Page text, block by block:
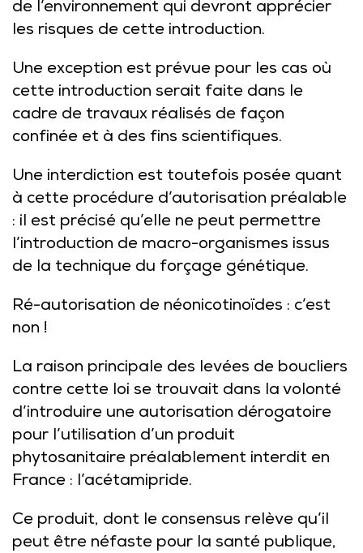
de l’environnement qui devront apprécier
les risques de cette introduction.
Une exception est prévue pour les cas où
cette introduction serait faite dans le
cadre de travaux réalisés de façon
confinée et à des fins scientifiques.
Une interdiction est toutefois posée quant
à cette procédure d’autorisation préalable
: il est précisé qu’elle ne peut permettre
l’introduction de macro-organismes issus
de la technique du forçage génétique.
Ré-autorisation de néonicotinoïdes : c’est
non !
La raison principale des levées de boucliers
contre cette loi se trouvait dans la volonté
d’introduire une autorisation dérogatoire
pour l’utilisation d’un produit
phytosanitaire préalablement interdit en
France : l’acétamipride.
Ce produit, dont le consensus relève qu’il
peut être néfaste pour la santé publique,